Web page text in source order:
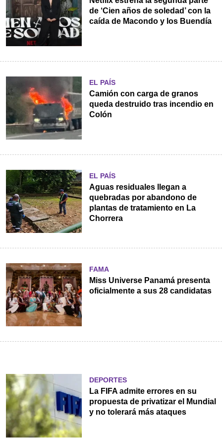
de ‘Cien años de soledad’ con la
caída de Macondo y los Buendía
EL PAÍS
Camión con carga de granos
queda destruido tras incendio en
Colón
EL PAÍS
Aguas residuales llegan a
quebradas por abandono de
plantas de tratamiento en La
Chorrera
FAMA
Miss Universe Panamá presenta
oficialmente a sus 28 candidatas
DEPORTES
La FIFA admite errores en su
propuesta de privatizar el Mundial
y no tolerará más ataques